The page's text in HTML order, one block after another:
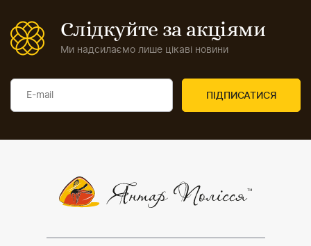
Слідкуйте за акціями
Ми надсилаємо лише цікаві новини